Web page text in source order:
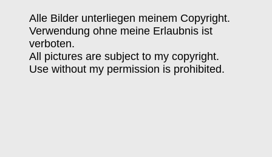
Alle Bilder unterliegen meinem Copyright.
Verwendung ohne meine Erlaubnis ist
verboten.
All pictures are subject to my copyright.
Use without my permission is prohibited.